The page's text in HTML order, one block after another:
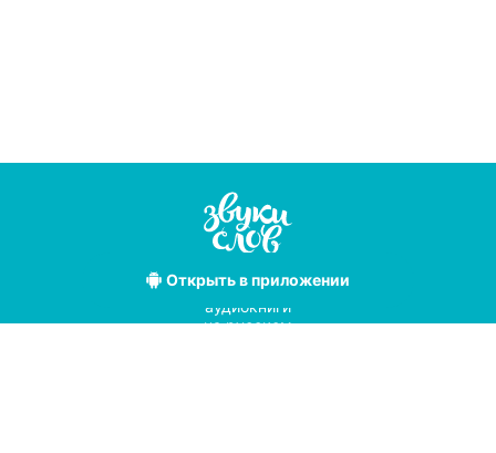
Открытьв приложении
Лучшие
аудиокниги
на русском